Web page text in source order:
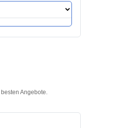
Angebote.